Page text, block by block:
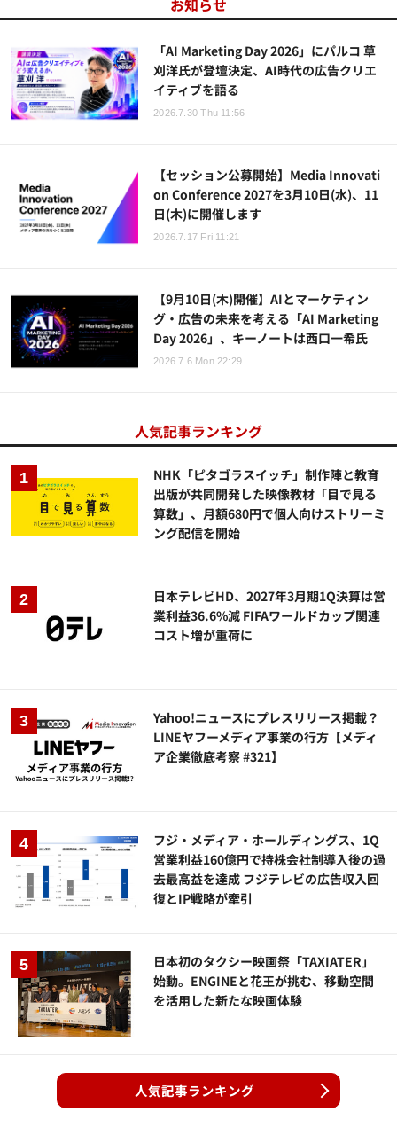
お知らせ
「AI Marketing Day 2026」にパルコ 草
刈洋氏が登壇決定、AI時代の広告クリエ
イティブを語る
2026.7.30 Thu 11:56
【セッション公募開始】Media Innovati
on Conference 2027を3月10日(水)、11
日(木)に開催します
2026.7.17 Fri 11:21
【9月10日(木)開催】AIとマーケティン
グ・広告の未来を考える「AI Marketing
Day 2026」、キーノートは西口一希氏
2026.7.6 Mon 22:29
人気記事ランキング
NHK「ピタゴラスイッチ」制作陣と教育
出版が共同開発した映像教材「目で見る
算数」、月額680円で個人向けストリーミ
ング配信を開始
日本テレビHD、2027年3月期1Q決算は営
業利益36.6%減 FIFAワールドカップ関連
コスト増が重荷に
Yahoo!ニュースにプレスリリース掲載？
LINEヤフーメディア事業の行方【メディ
ア企業徹底考察 #321】
フジ・メディア・ホールディングス、1Q
営業利益160億円で持株会社制導入後の過
去最高益を達成 フジテレビの広告収入回
復とIP戦略が牽引
日本初のタクシー映画祭「TAXIATER」
始動。ENGINEと花王が挑む、移動空間
を活用した新たな映画体験
人気記事ランキング